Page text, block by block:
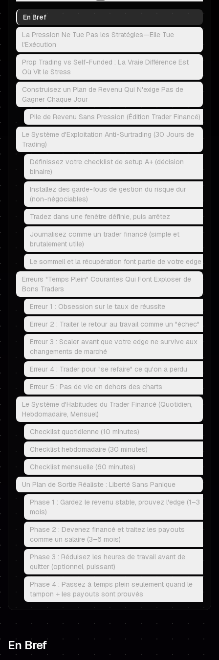
En Bref
La Pression Ne Tue Pas les Stratégies—Elle Tue
l'Exécution
Prop Trading vs Self-Funded : La Vraie Différence Est
Où Vit le Stress
Construisez un Plan de Revenu Qui N'exige Pas de
Gagner Chaque Jour
Pile de Revenu Sans Pression (Édition Trader Financé)
Le Système d'Exploitation Anti-Surtrading (30 Jours de
Trading)
Définissez votre checklist de setup A+ (décision
binaire)
Installez des garde-fous de gestion du risque dur
(non-négociables)
Tradez dans une fenêtre définie, puis arrêtez
Journalisez comme un trader financé (simple et
brutalement utile)
Le sommeil et la récupération font partie de votre edge
Erreurs "Temps Plein" Courantes Qui Font Exploser de
Bons Traders
Erreur 1 : Obsession sur le taux de réussite
Erreur 2 : Traiter le retour au travail comme un "échec"
Erreur 3 : Scaler avant que votre edge ne survive aux
changements de marché
Erreur 4 : Trader pour "se refaire" ce qu'on a perdu
Erreur 5 : Pas de vie en dehors des charts
Le Système d'Habitudes du Trader Financé (Quotidien,
Hebdomadaire, Mensuel)
Checklist quotidienne (10 minutes)
Checklist hebdomadaire (30 minutes)
Checklist mensuelle (60 minutes)
Un Plan de Sortie Réaliste : Liberté Sans Panique
Phase 1 : Gardez le revenu stable, prouvez l'edge (1–3
mois)
Phase 2 : Devenez financé et traitez les payouts
comme un salaire (3–6 mois)
Phase 3 : Réduisez les heures de travail avant de
quitter (optionnel, puissant)
Phase 4 : Passez à temps plein seulement quand le
tampon + les payouts sont prouvés
En Bref